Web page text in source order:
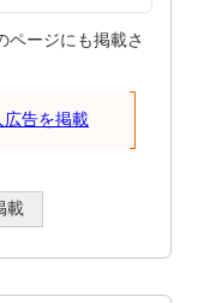
ページにも掲載さ
広告を掲載
載